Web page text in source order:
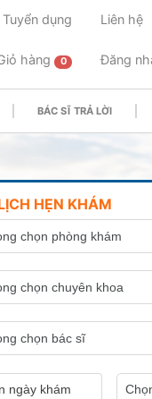
Tuyển dụng Liên hệ
hàng 0 Đăng
BÁC SĨ TRẢ LỜI
HẸN KHÁM